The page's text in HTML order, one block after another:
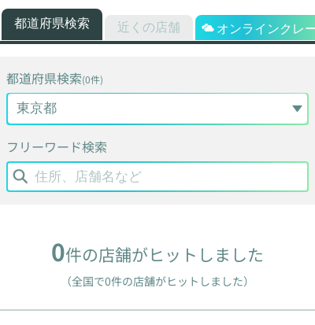
都道府県検索 近くの店舗 オンラインクレー
都道府県検索(0件)
フリーワード検索
0件の店舗がヒットしました
（全国で0件の店舗がヒットしました）